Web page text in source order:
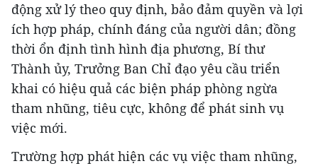
động xử lý theo quy định, bảo đảm quyền và lợi
ích hợp pháp, chính đáng của người dân; đồng
thời ổn định tình hình địa phương, Bí thư
Thành ủy, Trưởng Ban Chỉ đạo yêu cầu triển
khai có hiệu quả các biện pháp phòng ngừa
tham nhũng, tiêu cực, không để phát sinh vụ
việc mới.
Trường hợp phát hiện các vụ việc tham nhũng,